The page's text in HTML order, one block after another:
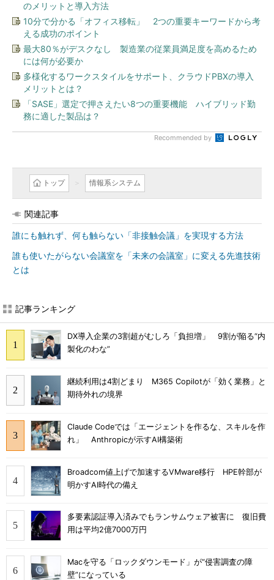
のメリットと導入方法
10分で分かる「オフィス移転」 2つの重要キーワードから考
える成功のポイント
最大80％がデスクなし 製造業の従業員満足度を高めるため
には何が必要か
多様化するワークスタイルをサポート、クラウドPBXの導入
メリットとは？
「SASE」選定で押さえたい8つの重要機能 ハイブリッド勤
務に適した製品は？
Recommended by
トップ 情報系システム
関連記事
誰にも触れず、何も触らない「非接触会議」を実現する方法
誰も使いたがらない会議室を「未来の会議室」に変える先進技術
とは
記事ランキング
DX導入企業の3割超がむしろ「負担増」 9割が陥る“内
製化のわな”
継続利用は4割どまり M365 Copilotが「効く業務」と
期待外れの境界
Claude Codeでは「エージェントを作るな、スキルを作
れ」 Anthropicが示すAI構築術
Broadcom値上げで加速するVMware移行 HPE幹部が
明かすAI時代の備え
多要素認証導入済みでもランサムウェア被害に 復旧費
用は平均2億7000万円
Macを守る「ロックダウンモード」が“侵害調査の障
壁”になっている